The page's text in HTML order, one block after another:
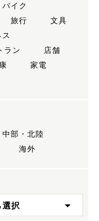
イク
旅行
文具
ラン
店舗
家電
中部・北陸
海外
択